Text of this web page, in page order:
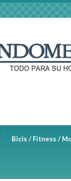
Bicis / Fitness /